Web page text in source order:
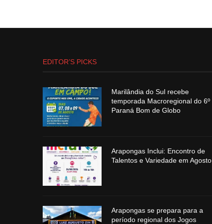
EDITOR’S PICKS
Marilândia do Sul recebe
temporada Macroregional do 6º
Paraná Bom de Globo
Arapongas Inclui: Encontro de
Talentos e Variedade em Agosto
Arapongas se prepara para a
período regional dos Jogos